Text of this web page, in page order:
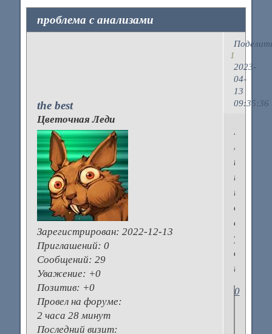
проблема с анализами
1
2023-
04-
13
09:35:36
the best
Цветочная Леди
Зарегистрирован: 2022-12-13
Приглашений: 0
Сообщений: 29
Уважение: +0
Позитив: +0
Провел на форуме:
2 часа 28 минут
Последний визит:
Была
ли
какая-
то
со
спермой
у
ваших
0